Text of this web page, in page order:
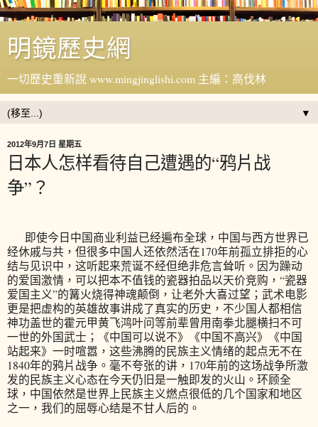
明鏡歷史網
一切歷史重新說 www.mingjinglishi.com 主編：高伐林
▼
2012年9月7日 星期五
日本人怎样看待自己遭遇的“鸦片战
争”？
即使今日中国商业利益已经遍布全球，中国与西方世界已
经休戚与共，但很多中国人还依然活在170年前孤立排拒的心
结与见识中，这听起来荒诞不经但绝非危言耸听。因为躁动
的爱国激情，可以把本不值钱的瓷器拍品以天价竞购，“瓷器
爱国主义”的篝火烧得神魂颠倒，让老外大喜过望；武术电影
更是把虚构的英雄故事讲成了真实的历史，不少国人都相信
神功盖世的霍元甲黄飞鸿叶问等前辈曾用南拳北腿横扫不可
一世的外国武士；《中国可以说不》《中国不高兴》《中国
站起来》一时喧嚣，这些沸腾的民族主义情绪的起点无不在
1840年的鸦片战争。毫不夸张的讲，170年前的这场战争所激
发的民族主义心态在今天仍旧是一触即发的火山。环顾全
球，中国依然是世界上民族主义燃点很低的几个国家和地区
之一，我们的屈辱心结是不甘人后的。